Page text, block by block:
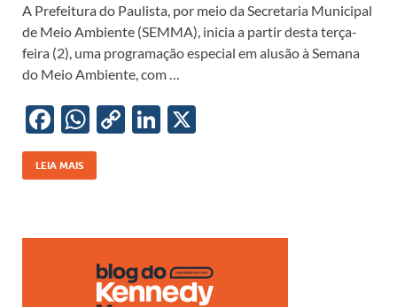
e
b
o
o
k
at
s
A
p
p
p
y
Li
n
k
k
e
dI
n
A Prefeitura do Paulista, por meio da Secretaria Municipal
de Meio Ambiente (SEMMA), inicia a partir desta terça-
feira (2), uma programação especial em alusão à Semana
do Meio Ambiente, com …
F
ac
e
o
W
h
at
A
p
p
C
Li
n
k
Li
dI
n
LEIA MAIS